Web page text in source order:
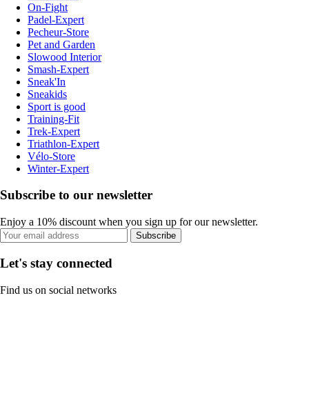
On-Fight
Padel-Expert
Pecheur-Store
Pet and Garden
Slowood Interior
Smash-Expert
Sneak'In
Sneakids
Sport is good
Training-Fit
Trek-Expert
Triathlon-Expert
Vélo-Store
Winter-Expert
Subscribe to our newsletter
Enjoy a 10% discount when you sign up for our newsletter.
Subscribe
Let's stay connected
Find us on social networks